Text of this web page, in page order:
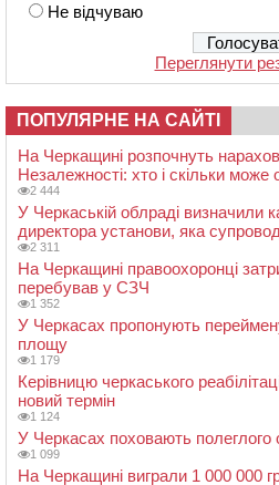
Не відчуваю
Переглянути
ПОПУЛЯРНЕ НА САЙТІ
На Черкащині розпочнуть
Незалежності: хто і скільки може
2 444
У Черкаській облраді визначили
директора установи, яка
2 311
На Черкащині правоохоронці
перебував у СЗЧ
1 352
У Черкасах пропонують
площу
1 179
Керівницю черкаського
новий термін
1 124
У Черкасах поховають
1 099
На Черкащині виграли 1 000 000